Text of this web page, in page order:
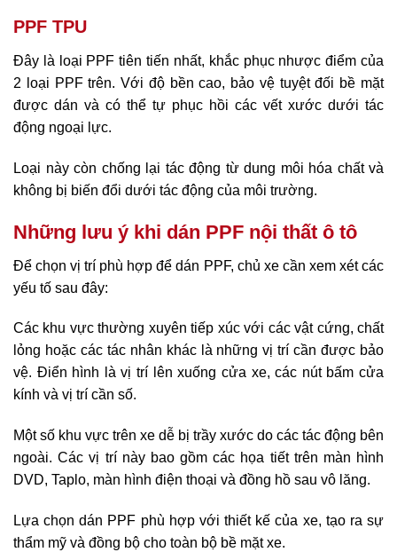
PPF TPU
Đây là loại PPF tiên tiến nhất, khắc phục nhược điểm của
2 loại PPF trên. Với độ bền cao, bảo vệ tuyệt đối bề mặt
được dán và có thể tự phục hồi các vết xước dưới tác
động ngoại lực.
Loại này còn chống lại tác động từ dung môi hóa chất và
không bị biến đổi dưới tác động của môi trường.
Những lưu ý khi dán PPF nội thất ô tô
Để chọn vị trí phù hợp để dán PPF, chủ xe cần xem xét các
yếu tố sau đây:
Các khu vực thường xuyên tiếp xúc với các vật cứng, chất
lỏng hoặc các tác nhân khác là những vị trí cần được bảo
vệ. Điển hình là vị trí lên xuống cửa xe, các nút bấm cửa
kính và vị trí cần số.
Một số khu vực trên xe dễ bị trầy xước do các tác động bên
ngoài. Các vị trí này bao gồm các họa tiết trên màn hình
DVD, Taplo, màn hình điện thoại và đồng hồ sau vô lăng.
Lựa chọn dán PPF phù hợp với thiết kế của xe, tạo ra sự
thẩm mỹ và đồng bộ cho toàn bộ bề mặt xe.